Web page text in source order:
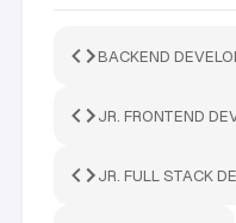
BACKEND
JR. FRONTEND
JR. FULL STACK